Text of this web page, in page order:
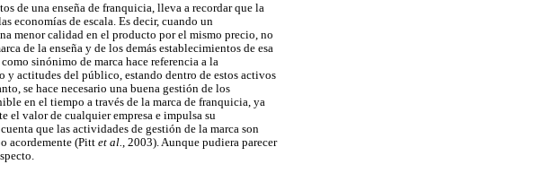
de una enseña de franquicia, lleva a recordar que la
economías de escala. Es decir, cuando un
menor calidad en el producto por el mismo precio, no
de la enseña y de los demás establecimientos de esa
sinónimo de marca hace referencia a la
actitudes del público, estando dentro de estos activos
se hace necesario una buena gestión de los
en el tiempo a través de la marca de franquicia, ya
el valor de cualquier empresa e impulsa su
que las actividades de gestión de la marca son
acordemente (Pitt et al., 2003). Aunque pudiera parecer